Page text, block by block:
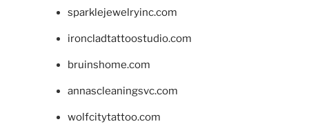
sparklejewelryinc.com
ironcladtattoostudio.com
bruinshome.com
annascleaningsvc.com
wolfcitytattoo.com